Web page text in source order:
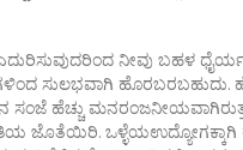
ನೀವು ಬಹಳ
ಸುಲಭವಾಗಿ
ಸಂಜೆ ಹೆಚ್ಚು
ಜೊತೆಯಿರಿ.